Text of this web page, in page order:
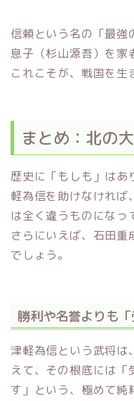
信頼という名の「最強
息子（杉山源吾）を家
これこそが、戦国を生
まとめ：北の
歴史に「もしも」はあ
軽為信を助けなければ
は全く違うものになっ
さらにいえば、石田重
でしょう。
勝利や名誉よりも
津軽為信という武将は
えて、その根底には
す」という、極めて純